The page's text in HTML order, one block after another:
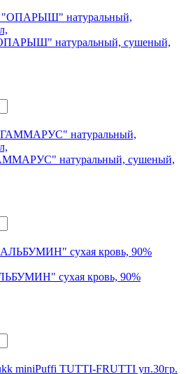
натуральный, сушеный,
натуральный, сушеный,
сухая кровь, 90%